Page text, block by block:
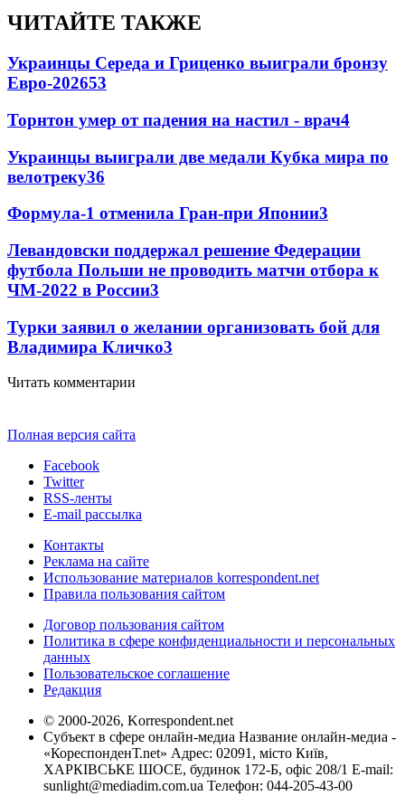
ЧИТАЙТЕ ТАКЖЕ
Украинцы Середа и Гриценко выиграли бронзу
Евро-202653
Торнтон умер от падения на настил - врач4
Украинцы выиграли две медали Кубка мира по
велотреку36
Формула-1 отменила Гран-при Японии3
Левандовски поддержал решение Федерации
футбола Польши не проводить матчи отбора к
ЧМ-2022 в России3
Турки заявил о желании организовать бой для
Владимира Кличко3
Читать комментарии
Полная версия сайта
Facebook
Twitter
RSS-ленты
E-mail рассылка
Контакты
Реклама на сайте
Использование материалов korrespondent.net
Правила пользования сайтом
Договор пользования сайтом
Политика в сфере конфиденциальности и персональных
данных
Пользовательское соглашение
Редакция
© 2000-2026, Korrespondent.net
Субъект в сфере онлайн-медиа Название онлайн-медиа -
«КореспонденТ.net» Адрес: 02091, місто Київ,
ХАРКІВСЬКЕ ШОСЕ, будинок 172-Б, офіс 208/1 E-mail:
sunlight@mediadim.com.ua Телефон: 044-205-43-00